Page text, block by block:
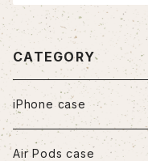
CATEGORY
iPhone case
iPhone7/8/SE2
Air Pods case